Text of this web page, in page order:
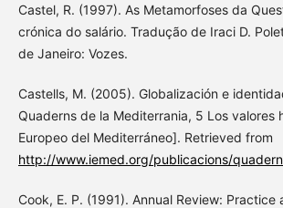
Castel, R. (1997). As Metamorfoses da
crónica do salário. Tradução de Iraci D.
de Janeiro: Vozes.
Castells, M. (2005). Globalización e
Quaderns de la Mediterrania, 5 Los valores
Europeo del Mediterráneo]. Retrieved from
http://www.iemed.org/publicacions/
Cook, E. P. (1991). Annual Review: Practice